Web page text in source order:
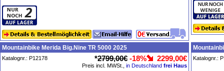
Mountainbike Merida Big.Nine TR 5000 2025
Katalognr.: P12178 *2799,00€ -18% 2299,00€
Preis incl. MWSt., in Deutschland frei Haus
Katalognr.: